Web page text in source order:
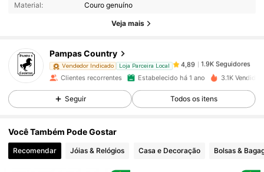
Material: Couro genuíno
Veja mais
Pampas Country
Vendedor Indicado Loja Parceira Local
9***apago1 dia atrás
4,89 1.9K Seguidores
Clientes recorrentes Estabelecido há 1 ano 3.1K Vendido
Seguir Todos os itens
Você Também Pode Gostar
Recomendar Jóias & Relógios Casa e Decoração Bolsas &